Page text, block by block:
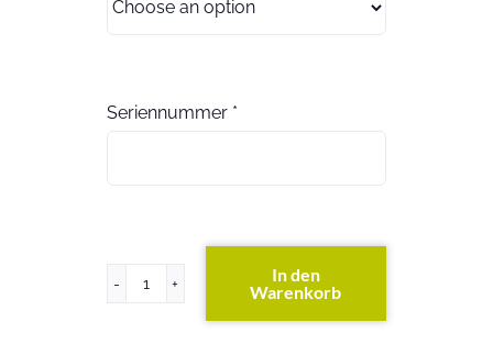
Seriennummer *
x3850
In den
Warenkorb